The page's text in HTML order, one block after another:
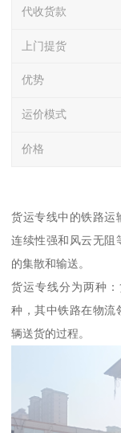
代收货款
上门提货
优势
运价模式
价格
货运专线中的铁路运
连续性强和风云无阻
的集散和输送。
货运专线分为两种
种，其中铁路在物流
辆送货的过程。